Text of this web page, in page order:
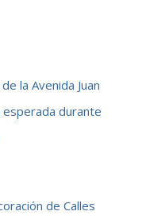
la Avenida Juan
esperada durante
de Calles